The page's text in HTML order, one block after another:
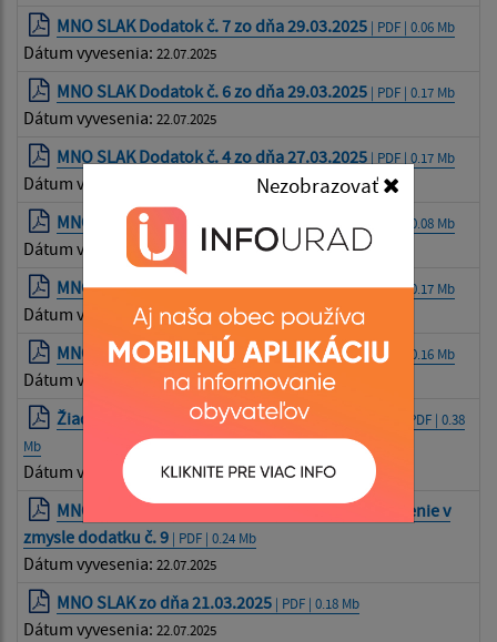
Nezobrazovať
MNO SLAK Dodatok č. 7 zo dňa 29.03.2025 | PDF | 0.06 Mb
Dátum vyvesenia: 22.07.2025
MNO SLAK Dodatok č. 6 zo dňa 29.03.2025 | PDF | 0.17 Mb
Dátum vyvesenia: 22.07.2025
MNO SLAK Dodatok č. 4 zo dňa 27.03.2025 | PDF | 0.17 Mb
Dátum vyvesenia:
MNO SLAK Dodatok č. 3 zo dňa 26.03.2025 | PDF | 0.08 Mb
Dátum vyvesenia:22.07.2025
MNO SLAK Dodatok č. 2 zo dňa 26.03.2025| PDF | 0.17 Mb
Dátum vyvesenia: 22.07.2025
MNO SLAK Dodatok č. 1 zo dňa 24.03.2025 | PDF | 0.16 Mb
Dátum vyvesenia: 22.07.2025
Žiadosť o súčinnosť obciam zo dňa 25.03.2025
| PDF | 0.38
Mb
Dátum vyvesenia: 22.07.2025
MNO SLAK zo dňa 21.03.2025 konsolidované znenie v
zmysle dodatku č. 9 | PDF | 0.24 Mb
Dátum vyvesenia: 22.07.2025
MNO SLAK zo dňa 21.03.2025 | PDF | 0.18 Mb
Dátum vyvesenia: 22.07.2025